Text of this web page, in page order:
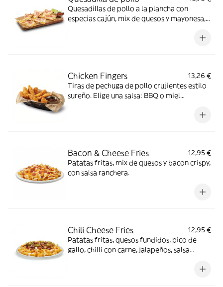
Quesadillas de pollo a la plancha con
especias cajún, mix de quesos y mayonesa,
Acompañada de salsa roja mexicana y lima.
Chicken Fingers
13,26 €
Tiras de pechuga de pollo crujientes estilo
sureño. Elige una salsa: BBQ o miel
Bacon & Cheese Fries
12,95 €
Patatas fritas, mix de quesos y bacon crispy,
con salsa ranchera.
Chili Cheese Fries
12,95 €
Patatas fritas, quesos fundidos, pico de
gallo, chilli con carne, jalapeños, salsa